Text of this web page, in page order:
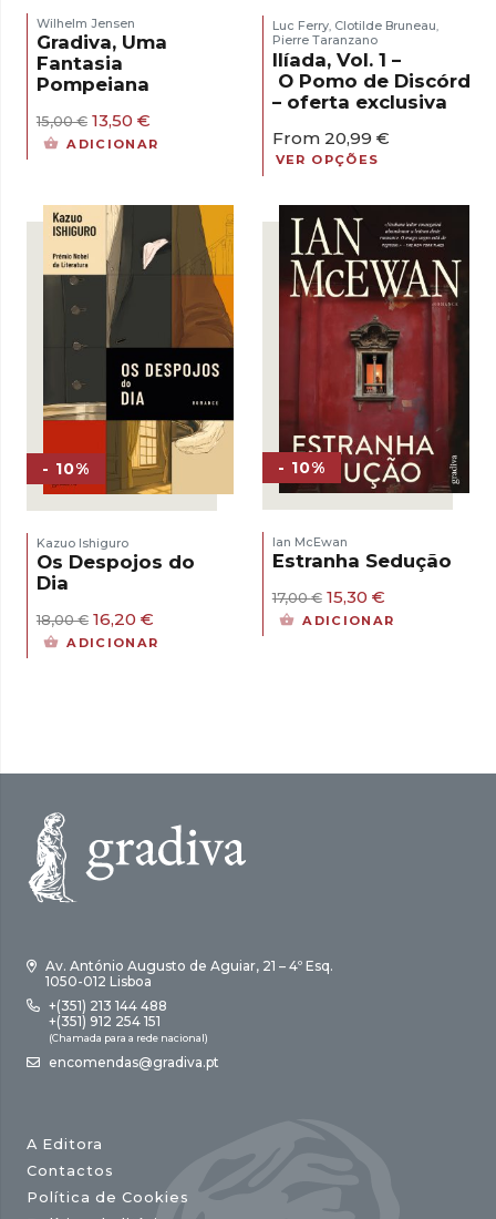
Wilhelm Jensen
Gradiva, Uma
Fantasia
Pompeiana
15,00€ O
preço
13,50 €
preço
ADICIONAR
Luc Ferry, Clotilde Bruneau,
Pierre Taranzano
Ilíada, Vol. 1 –
O Pomo de Discórdia
– oferta exclusiva
From 20,99 €
VER OPÇÕES
- 10%
Kazuo Ishiguro
Os Despojos do
Dia
18,00€ O
preço
16,20 €
preço
ADICIONAR
- 10%
Ian McEwan
Estranha Sedução
17,00€ O
preço
15,30 €O
preço
ADICIONAR
Av. António Augusto de Aguiar, 21 – 4º Esq.
1050-012 Lisboa
+(351) 213 144 488
+(351) 912 254 151
(Chamada para a rede nacional)
encomendas@gradiva.pt
A Editora
Contactos
Política de Cookies